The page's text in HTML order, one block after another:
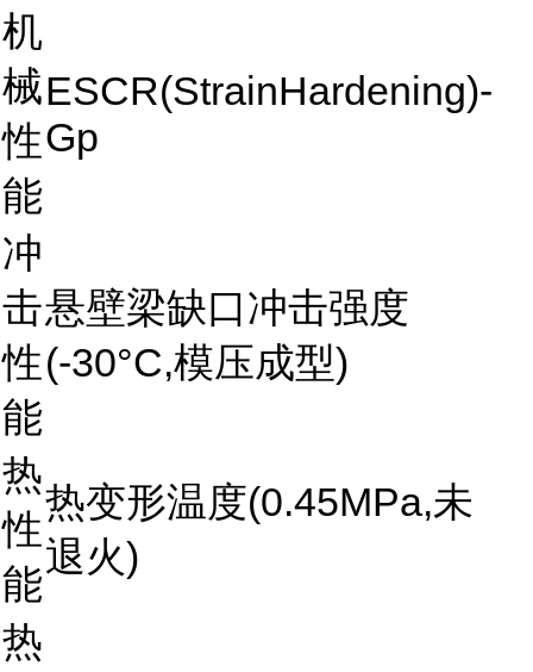
机
械
性
能
ESCR(StrainHardening)-
Gp
冲
击
性
能
悬壁梁缺口冲击强度
(-30°C,模压成型)
热
性
能
热变形温度(0.45MPa,未
退火)
热